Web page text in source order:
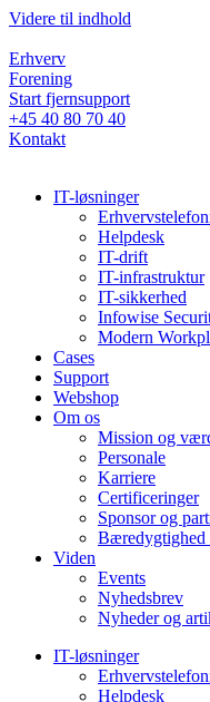
Videre til indhold
Erhverv
Forening
Start fjernsupport
+45 40 80 70 40
Kontakt
IT-løsninger
Helpdesk
IT-drift
IT-infrastruktur
IT-sikkerhed
Infowise
Modern
Cases
Support
Webshop
Om os
Mission og
Personale
Karriere
Certificeringer
Sponsor og
Bæredygtighed
Viden
Events
Nyhedsbrev
Nyheder og
IT-løsninger
Helpdesk